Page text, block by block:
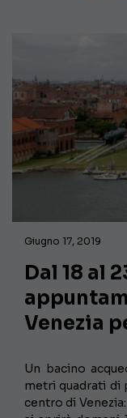
Giugno 17, 2019
Dal 18 al
Venezia
Un bacino
metri quadrati di
centro di